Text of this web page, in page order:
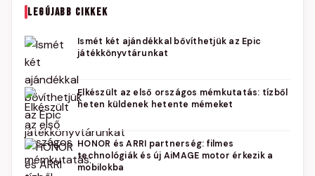
LEGÚJABB CIKKEK
Ismét két ajándékkal bővíthetjük az Epic
játékkönyvtárunkat
Elkészült az első országos mémkutatás: tízből
heten küldenek hetente mémeket
HONOR és ARRI partnerség: filmes
technológiák és új AiMAGE motor érkezik a
mobilokba